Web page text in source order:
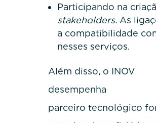
Participando na
stakeholders.As
a compatibilidade
nesses serviços.
Além disso, o INOV
parceiro tecnológico